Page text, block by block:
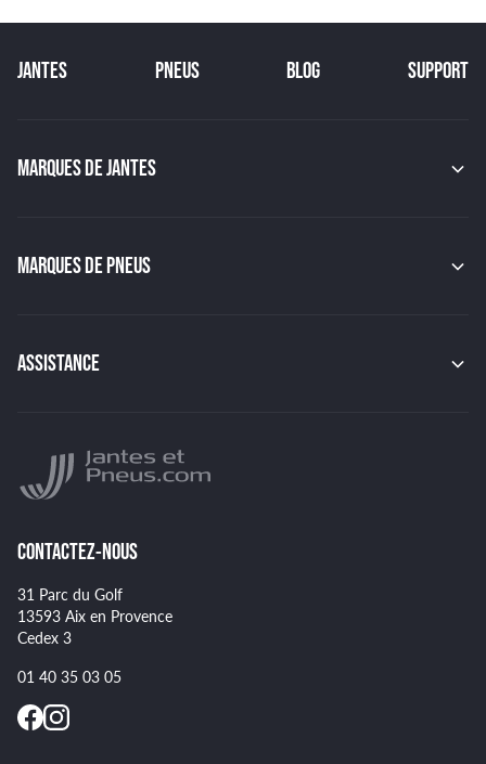
JANTES PNEUS BLOG SUPPORT
MARQUES DE JANTES
GMP
JAPAN RACING
BBS
MARQUES DE PNEUS
PIRELLI
HANKOOK
GOODYEAR
ASSISTANCE
Montage et démontage de vos pneus
Spécificités pour certains pneus
CONTACTEZ-NOUS
31 Parc du Golf
13593 Aix en Provence
Cedex 3
01 40 35 03 05